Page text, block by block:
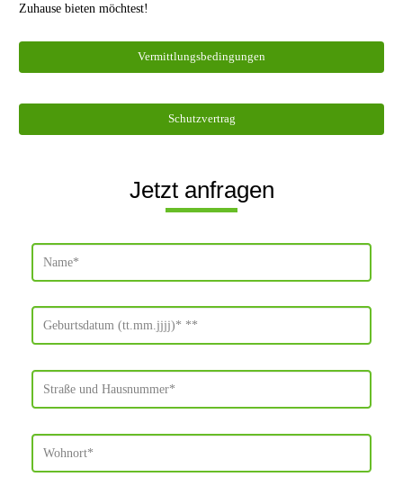
Zuhause bieten möchtest!
Vermittlungsbedingungen
Schutzvertrag
Jetzt anfragen